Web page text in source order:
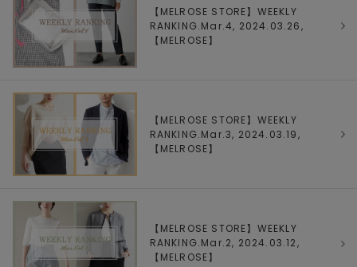
【MELROSE STORE】WEEKLY
RANKING.Mar.4, 2024.03.26,
【 MELROSE】
【MELROSE STORE】WEEKLY
RANKING.Mar.3, 2024.03.19,
【 MELROSE】
【MELROSE STORE】WEEKLY
RANKING.Mar.2, 2024.03.12,
【 MELROSE】